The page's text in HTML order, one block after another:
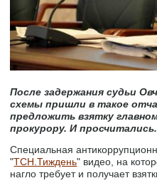
После задержания судьи
схемы пришли в такое
предложить взятку
прокурору. И просчитались.
Специальная
"ТСН.Тиждень" видео, на
нагло требует и получает